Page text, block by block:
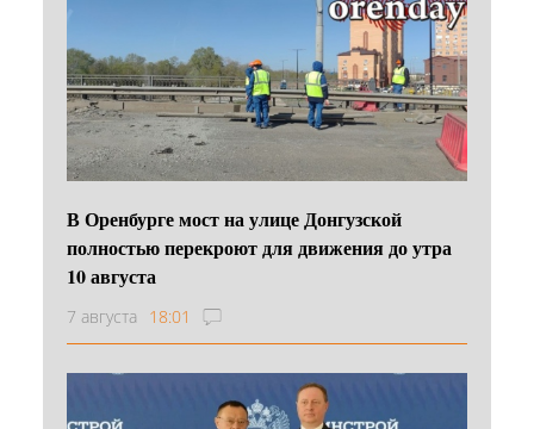
В Оренбурге мост на улице Донгузской
полностью перекроют для движения до утра
10 августа
7 августа 18:01